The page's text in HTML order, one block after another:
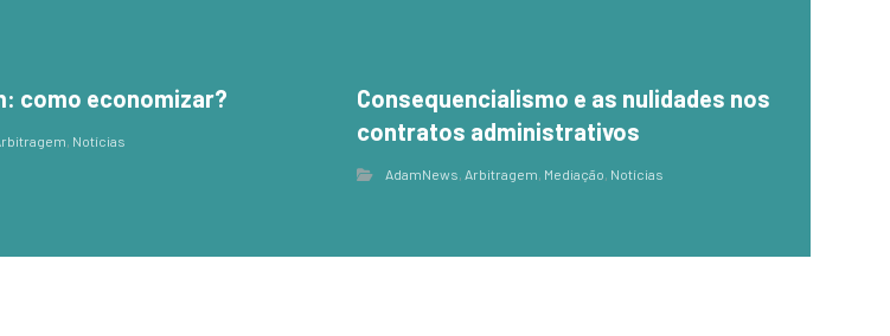
como economizar?
, Notícias
Consequencialismo e as nulidades nos
contratos administrativos
AdamNews, Arbitragem, Mediação, Notícias